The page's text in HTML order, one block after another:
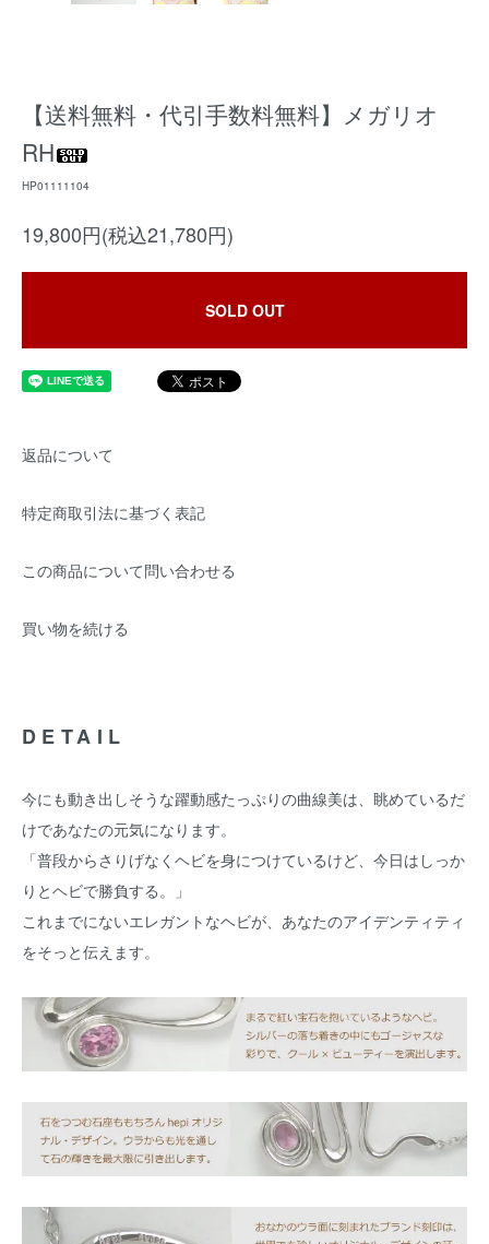
【送料無料・代引手数料無料】メガリオ
RH
HP01111104
19,800円(税込21,780円)
SOLD OUT
返品について
特定商取引法に基づく表記
この商品について問い合わせる
買い物を続ける
DETAIL
今にも動き出しそうな躍動感たっぷりの曲線美は、眺めているだ
けであなたの元気になります。
「普段からさりげなくヘビを身につけているけど、今日はしっか
りとヘビで勝負する。」
これまでにないエレガントなヘビが、あなたのアイデンティティ
をそっと伝えます。